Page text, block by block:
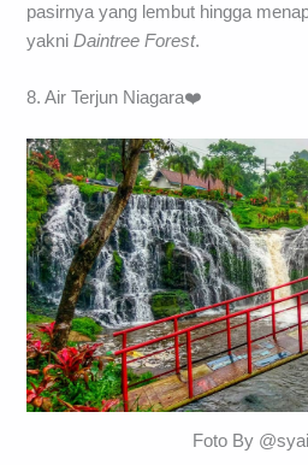
pasirnya yang lembut hingga
yakniDaintree Forest.
8. Air Terjun Niagara❤️
Foto By